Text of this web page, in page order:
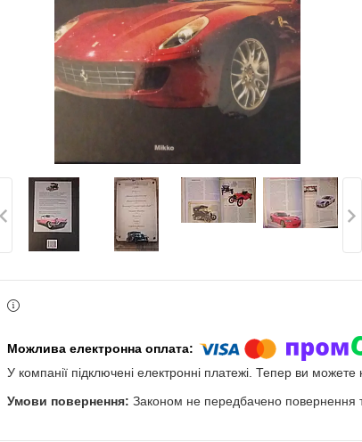
У компанії підключені електронні платежі. Тепер ви
Законом не передбачено повернення